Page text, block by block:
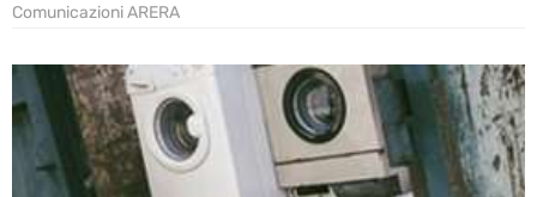
Comunicazioni ARERA